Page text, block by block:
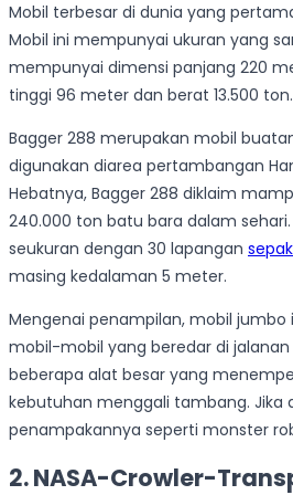
Mobil terbesar di dunia yang
Mobil ini mempunyai ukuran yang
mempunyai dimensi panjang 220
tinggi 96 meter dan berat 13.500 ton.
Bagger 288 merupakan mobil
digunakan diarea pertambangan
Hebatnya, Bagger 288 diklaim
240.000 ton batu bara dalam
seukuran dengan 30 lapangan
masing kedalaman 5 meter.
Mengenai penampilan, mobil
mobil-mobil yang beredar di
beberapa alat besar yang
kebutuhan menggali tambang. Jika
penampakannya seperti monster
2. NASA-Crowler-